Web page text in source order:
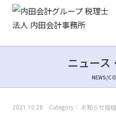
ニュース
NEWS/
2021.10.28 Category： お知らせ投